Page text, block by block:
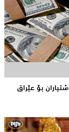
گەشتیاران بۆ عێراق